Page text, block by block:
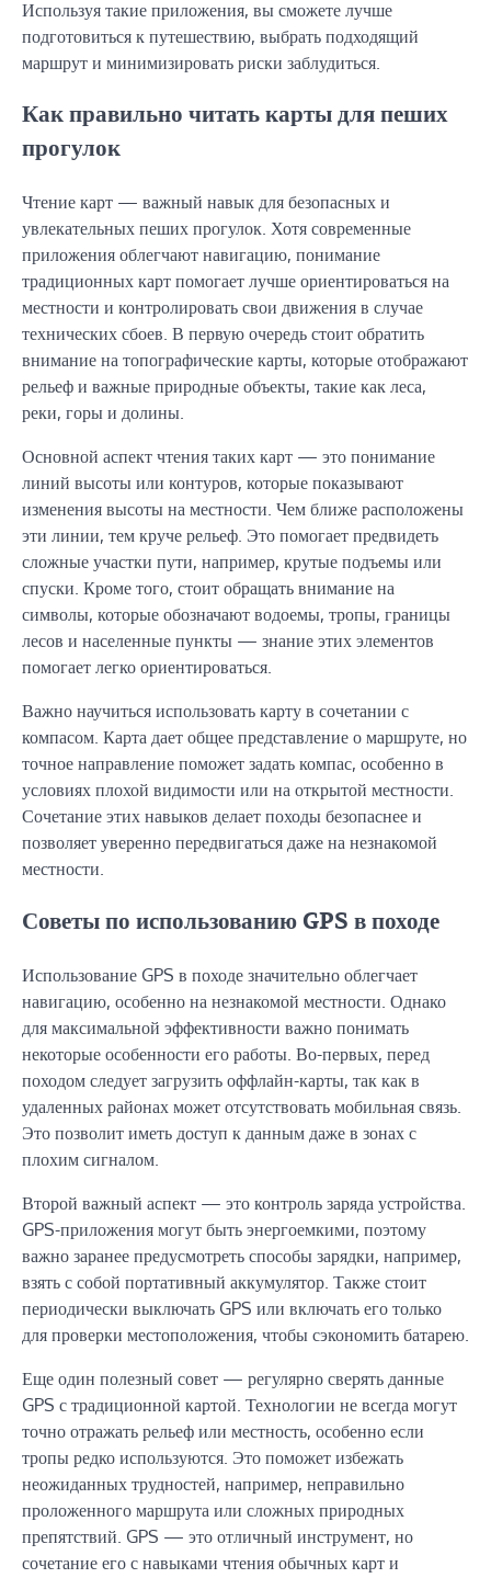
Используя такие приложения, вы сможете лучше
подготовиться к путешествию, выбрать подходящий
маршрут и минимизировать риски заблудиться.
Как правильно читать карты для пеших
прогулок
Чтение карт — важный навык для безопасных и
увлекательных пеших прогулок. Хотя современные
приложения облегчают навигацию, понимание
традиционных карт помогает лучше ориентироваться на
местности и контролировать свои движения в случае
технических сбоев. В первую очередь стоит обратить
внимание на топографические карты, которые отображают
рельеф и важные природные объекты, такие как леса,
реки, горы и долины.
Основной аспект чтения таких карт — это понимание
линий высоты или контуров, которые показывают
изменения высоты на местности. Чем ближе расположены
эти линии, тем круче рельеф. Это помогает предвидеть
сложные участки пути, например, крутые подъемы или
спуски. Кроме того, стоит обращать внимание на
символы, которые обозначают водоемы, тропы, границы
лесов и населенные пункты — знание этих элементов
помогает легко ориентироваться.
Важно научиться использовать карту в сочетании с
компасом. Карта дает общее представление о маршруте, но
точное направление поможет задать компас, особенно в
условиях плохой видимости или на открытой местности.
Сочетание этих навыков делает походы безопаснее и
позволяет уверенно передвигаться даже на незнакомой
местности.
Советы по использованию GPS в походе
Использование GPS в походе значительно облегчает
навигацию, особенно на незнакомой местности. Однако
для максимальной эффективности важно понимать
некоторые особенности его работы. Во-первых, перед
походом следует загрузить оффлайн-карты, так как в
удаленных районах может отсутствовать мобильная связь.
Это позволит иметь доступ к данным даже в зонах с
плохим сигналом.
Второй важный аспект — это контроль заряда устройства.
GPS-приложения могут быть энергоемкими, поэтому
важно заранее предусмотреть способы зарядки, например,
взять с собой портативный аккумулятор. Также стоит
периодически выключать GPS или включать его только
для проверки местоположения, чтобы сэкономить батарею.
Еще один полезный совет — регулярно сверять данные
GPS с традиционной картой. Технологии не всегда могут
точно отражать рельеф или местность, особенно если
тропы редко используются. Это поможет избежать
неожиданных трудностей, например, неправильно
проложенного маршрута или сложных природных
препятствий. GPS — это отличный инструмент, но
сочетание его с навыками чтения обычных карт и